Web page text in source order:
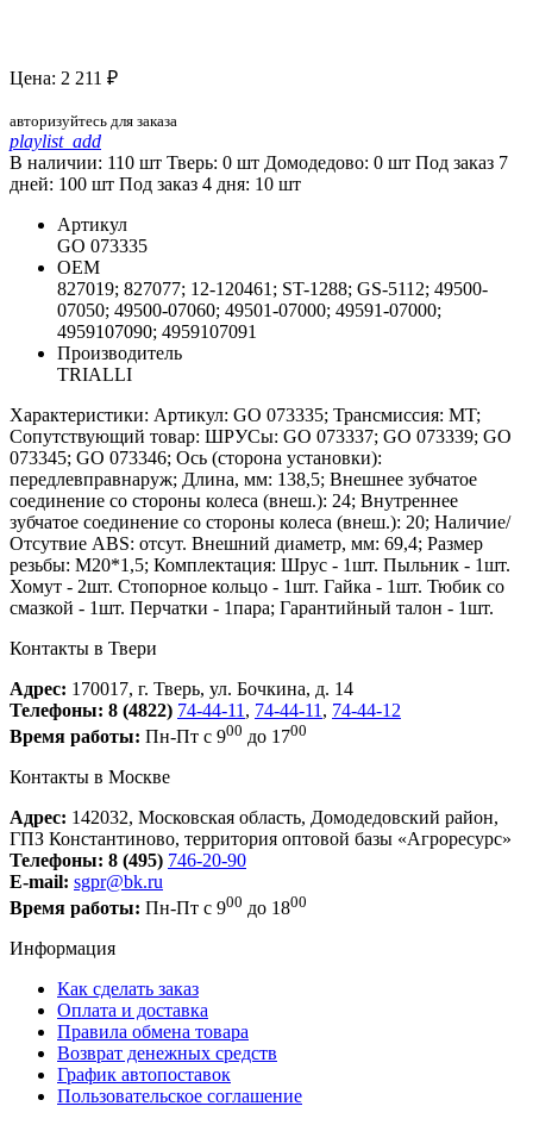
Цена: 2 211 ₽
авторизуйтесь для заказа
playlist_add
В наличии: 110 шт Тверь: 0 шт Домодедово: 0 шт Под заказ 7
дней: 100 шт Под заказ 4 дня: 10 шт
Артикул
GO 073335
ОЕМ
827019; 827077; 12-120461; ST-1288; GS-5112; 49500-
07050; 49500-07060; 49501-07000; 49591-07000;
4959107090; 4959107091
Производитель
TRIALLI
Характеристики: Артикул: GO 073335; Трансмиссия: MT;
Сопутствующий товар: ШРУСы: GO 073337; GO 073339; GO
073345; GO 073346; Ось (сторона установки):
передлевправнаруж; Длина, мм: 138,5; Внешнее зубчатое
соединение со стороны колеса (внеш.): 24; Внутреннее
зубчатое соединение со стороны колеса (внеш.): 20; Наличие/
Отсутвие ABS: отсут. Внешний диаметр, мм: 69,4; Размер
резьбы: М20*1,5; Комплектация: Шрус - 1шт. Пыльник - 1шт.
Хомут - 2шт. Стопорное кольцо - 1шт. Гайка - 1шт. Тюбик со
смазкой - 1шт. Перчатки - 1пара; Гарантийный талон - 1шт.
Контакты в Твери
Адрес: 170017, г. Тверь, ул. Бочкина, д. 14
Телефоны: 8 (4822) 74-44-11 , 74-44-11 , 74-44-12
Время работы: Пн-Пт с 900 до 1700
Контакты в Москве
Адрес: 142032, Московская область, Домодедовский район,
ГПЗ Константиново, территория оптовой базы «Агроресурс»
Телефоны: 8 (495) 746-20-90
E-mail: sgpr@bk.ru
Время работы: Пн-Пт с 900 до 1800
Информация
Как сделать заказ
Оплата и доставка
Правила обмена товара
Возврат денежных средств
График автопоставок
Пользовательское соглашение